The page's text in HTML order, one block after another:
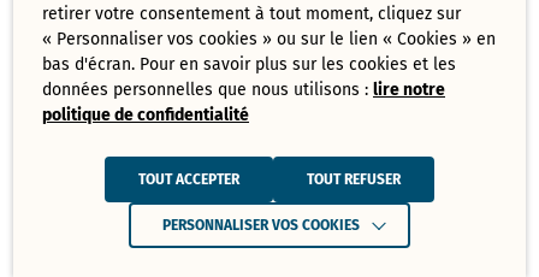
Tout
télécharger
Juin
Ressources de Juin 2025
Convocation Conseil Municipal du 30
PDF - 231,28 Ko
retirer votre consentement à tout moment, cliquez sur
« Personnaliser vos cookies » ou sur le lien « Cookies » en
bas d'écran. Pour en savoir plus sur les cookies et les
données personnelles que nous utilisons :lire notre
politique de confidentialité
TOUT ACCEPTER TOUT REFUSER
PERSONNALISER VOS COOKIES